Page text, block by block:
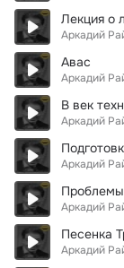
Лекция о
Аркадий
Авас
Аркадий
В век
Аркадий
Аркадий
Аркадий
Песенка
Аркадий